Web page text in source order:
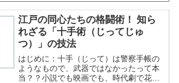
江戸の同心たちの格闘術！ 知ら
れざる「十手術（じってじゅ
つ）」の技法
はじめに：十手（じって）は警察手帳の
ようなもので、武器ではなかったって本
当？？小説でも映画でも、時代劇で花形